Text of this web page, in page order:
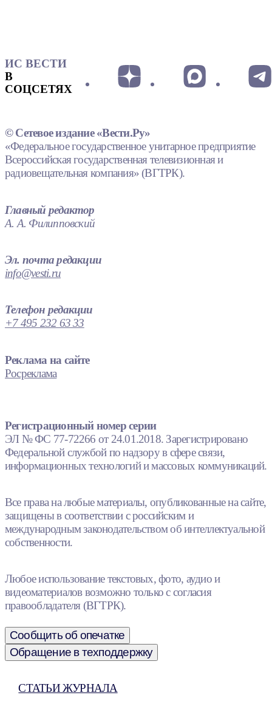
ИС ВЕСТИ
В
СОЦСЕТЯХ
© Сетевое издание «Вести.Ру»
«Федеральное государственное унитарное предприятие
Всероссийская государственная телевизионная и
радиовещательная компания» (ВГТРК).
Главный редактор
А. А. Филипповский
Эл. почта редакции
info@vesti.ru
Телефон редакции
+7 495 232 63 33
Реклама на сайте
Росреклама
Регистрационный номер серии
ЭЛ № ФС 77-72266 от 24.01.2018. Зарегистрировано
Федеральной службой по надзору в сфере связи,
информационных технологий и массовых коммуникаций.
Все права на любые материалы, опубликованные на сайте,
защищены в соответствии с российским и
международным законодательством об интеллектуальной
собственности.
Любое использование текстовых, фото, аудио и
видеоматериалов возможно только с согласия
правообладателя (ВГТРК).
Сообщить об опечатке
Обращение в техподдержку
СТАТЬИ ЖУРНАЛА